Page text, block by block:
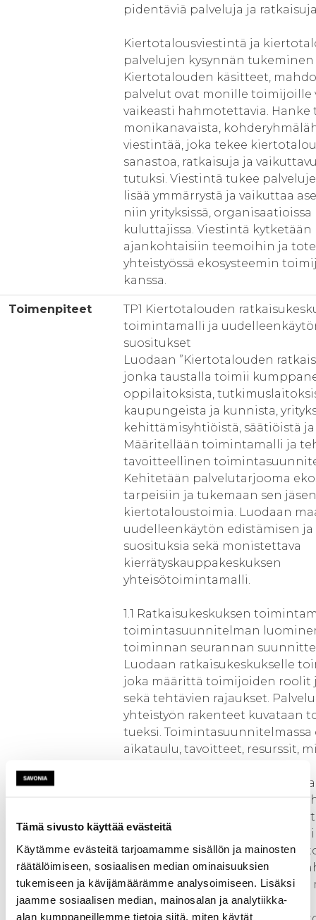
Tämä sivusto käyttää evästeitä
Käytämme evästeitä tarjoamamme sisällön ja mainosten
räätälöimiseen, sosiaalisen median ominaisuuksien
tukemiseen ja kävijämäärämme analysoimiseen. Lisäksi
jaamme sosiaalisen median, mainosalan ja analytiikka-
alan kumppaneillemme tietoja siitä, miten käytät
pidentäviä palveluja ja
Kiertotalousviestintä ja
palvelujen kysynnän tukeminen
Kiertotalouden käsitteet,
palvelut ovat monille toimijoille
vaikeasti hahmotettavia. Hanke
monikanavaista,
viestintää, joka tekee
sanastoa, ratkaisuja ja
tutuksi. Viestintä tukee
lisää ymmärrystä ja vaikuttaa
niin yrityksissä,
kuluttajissa. Viestintä kytketään
ajankohtaisiin teemoihin ja
yhteistyössä ekosysteemin
kanssa.
Toimenpiteet
TP1 Kiertotalouden
toimintamalli ja
suositukset
Luodaan ”Kiertotalouden
jonka taustalla toimii
oppilaitoksista,
kaupungeista ja kunnista,
kehittämisyhtiöistä, säätiöistä
Määritellään toimintamalli ja
tavoitteellinen
Kehitetään palvelutarjooma
tarpeisiin ja tukemaan sen
kiertotaloustoimia. Luodaan
uudelleenkäytön edistämisen
suosituksia sekä monistettava
kierrätyskauppakeskuksen
yhteisötoimintamalli.
1.1 Ratkaisukeskuksen
toimintasuunnitelman
toiminnan seurannan
Luodaan ratkaisukeskukselle
joka määrittä toimijoiden roolit
sekä tehtävien rajaukset.
yhteistyön rakenteet kuvataan
tueksi. Toimintasuunnitelmassa
aikataulu, tavoitteet, resurssit,
erityisasiantuntijuuden
Seuranta perustuu
toimenpiteisiin, joilla on
mittarit. Seurannan ja
päävastuu on Savonialla. Muut
osallistuvat aktiivisesti omien
mukaan. Mukaan otetaan myös
ekosysteemin jäseniä.